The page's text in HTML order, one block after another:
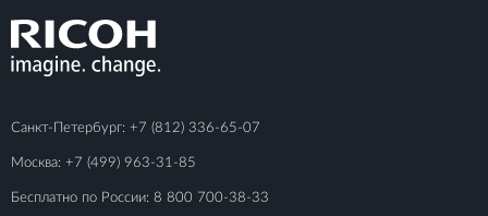
Санкт-Петербург: +7 (812) 336-65-07
Москва: +7 (499) 963-31-85
Бесплатно по России: 8 800 700-38-33